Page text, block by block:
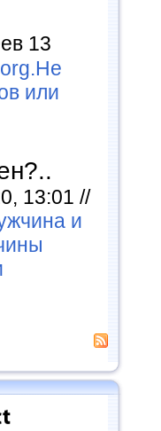
13
или
13:01 //
и